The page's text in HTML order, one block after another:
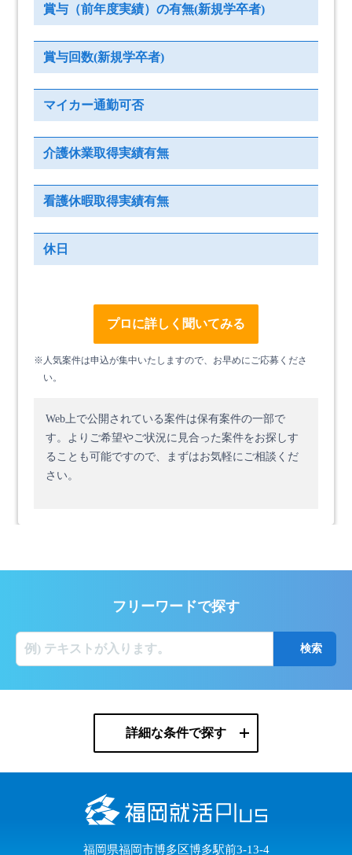
賞与（前年度実績）の有無(新規学卒者)
賞与回数(新規学卒者)
マイカー通勤可否
介護休業取得実績有無
看護休暇取得実績有無
休日
プロに詳しく聞いてみる
※人気案件は申込が集中いたしますので、お早めにご応募くださ
い。
Web上で公開されている案件は保有案件の一部で
す。 よりご希望やご状況に見合った案件をお探しす
ることも可能ですので、まずはお気軽にご相談くだ
さい。
フリーワードで探す
詳細な条件で探す
福岡県福岡市博多区博多駅前3-13-4